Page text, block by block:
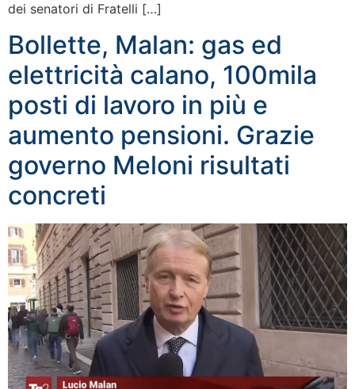
dei senatori di Fratelli […]
Bollette, Malan: gas ed
elettricità calano, 100mila
posti di lavoro in più e
aumento pensioni. Grazie
governo Meloni risultati
concreti